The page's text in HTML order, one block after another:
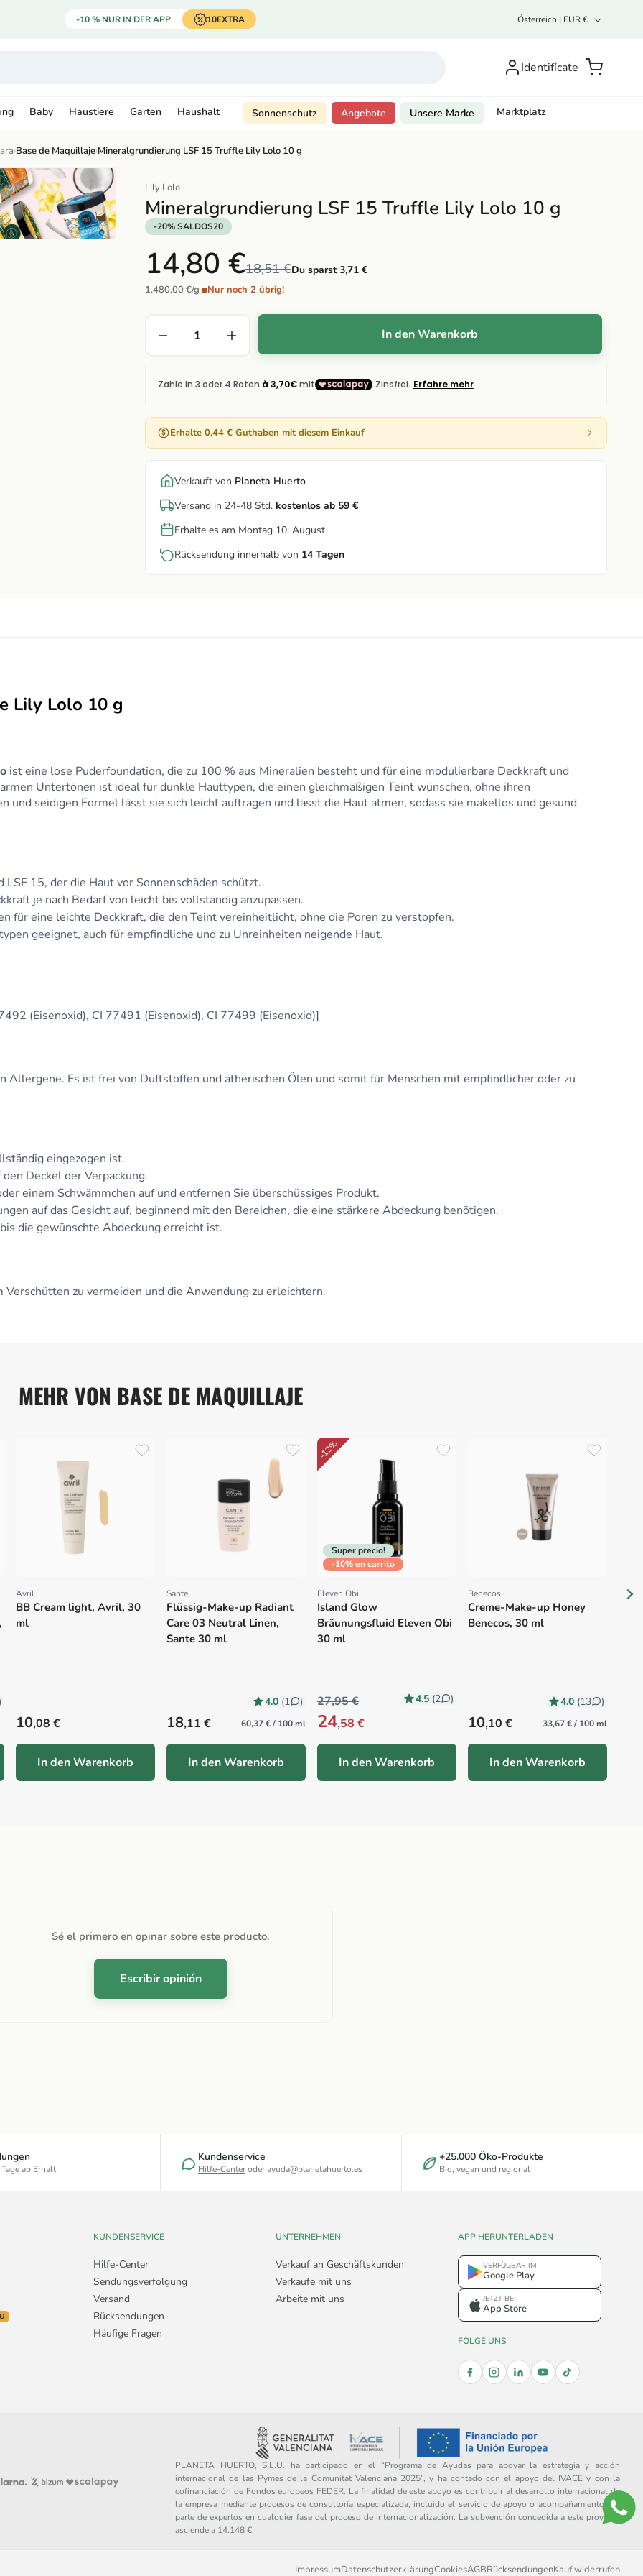
-10 % NUR IN DER APP 10EXTRA
/
g
Österreich | EUR €
Identifícate
sesión o
Carrito
Baby Haustiere Garten Haushalt Sonnenschutz Angebote Unsere Marke Marktplatz
›Base de Maquillaje›Mineralgrundierung LSF 15 Truffle Lily Lolo 10 g
Lily Lolo
Mineralgrundierung LSF 15 Truffle Lily Lolo 10 g
-20% SALDOS20
14,80 €18,51 €Du sparst 3,71 €
1.480,00 €/g· Nur noch 2 übrig!
In den Warenkorb
Erhalte 0,44 € Guthaben mit diesem Einkauf
Verkauft von Planeta Huerto
Versand in 24-48 Std. kostenlos ab 59 €
Erhalte es am Montag 10. August
Rücksendung innerhalb von 14 Tagen
Lily Lolo 10 g
ist eine lose Puderfoundation, die zu 100 % aus Mineralien besteht und für eine modulierbare Deckkraft und
Untertönen ist ideal für dunkle Hauttypen, die einen gleichmäßigen Teint wünschen, ohne ihren
und seidigen Formel lässt sie sich leicht auftragen und lässt die Haut atmen, sodass sie makellos und gesund
LSF 15, der die Haut vor Sonnenschäden schützt.
je nach Bedarf von leicht bis vollständig anzupassen.
für eine leichte Deckkraft, die den Teint vereinheitlicht, ohne die Poren zu verstopfen.
geeignet, auch für empfindliche und zu Unreinheiten neigende Haut.
(Eisenoxid), CI 77491 (Eisenoxid), CI 77499 (Eisenoxid)]
Es ist frei von Duftstoffen und ätherischen Ölen und somit für Menschen mit empfindlicher oder zu
eingezogen ist.
Deckel der Verpackung.
einem Schwämmchen auf und entfernen Sie überschüssiges Produkt.
auf das Gesicht auf, beginnend mit den Bereichen, die eine stärkere Abdeckung benötigen.
die gewünschte Abdeckung erreicht ist.
zu vermeiden und die Anwendung zu erleichtern.
MEHR VON BASE DE MAQUILLAJE
Proveedor:
Avril
BB Cream light, Avril, 30
ml
Precio habitual
10,08 €
In den Warenkorb
Proveedor:
Sante
Flüssig-Make-up Radiant
Care 03 Neutral Linen,
Sante 30 ml
4.0 (1 )
Precio habitual
18,11 € 60,37 € / 100 ml
In den Warenkorb
-12%
Super precio!
-10% en carrito
Proveedor:
Eleven Obi
Island Glow
Bräunungsfluid Eleven Obi
30 ml
4.5 (2 )
27,95 €
24,58 €
In den Warenkorb
Proveedor:
Benecos
Creme-Make-up Honey
Benecos, 30 ml
4.0 (13 )
Precio habitual
10,10 € 33,67 € / 100 ml
In den Warenkorb
Sé el primero en opinar sobre este producto.
Escribir opinión
ab Erhalt
Kundenservice
Hilfe-Centeroder ayuda@planetahuerto.es
+25.000 Öko-Produkte
Bio, vegan und regional
KUNDENSERVICE
Hilfe-Center
Sendungsverfolgung
Versand
Rücksendungen
Häufige Fragen
UNTERNEHMEN
Verkauf an Geschäftskunden
Verkaufe mit uns
Arbeite mit uns
APP HERUNTERLADEN
VERFÜGBAR IM
Google Play
JETZT BEI
App Store
FOLGE UNS
PLANETA HUERTO, S.L.U. ha participado en el “Programa de Ayudas para apoyar la estrategia y acción
internacional de las Pymes de la Comunitat Valenciana 2025”, y ha contado con el apoyo del IVACE y con la
cofinanciación de Fondos europeos FEDER. La finalidad de este apoyo es contribuir al desarrollo internacional de
la empresa mediante procesos de consultoría especializada, incluido el servicio de apoyo o acompañamiento por
parte de expertos en cualquier fase del proceso de internacionalización. La subvención concedida a este proyecto
asciende a 14.148 €.
ImpressumDatenschutzerklärungCookiesAGBRücksendungenKauf widerrufen